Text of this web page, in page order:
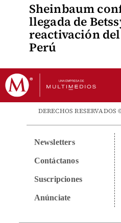
Sheinbaum
llegada de
reactivación
Perú
DERECHOS
Newsletters
Contáctanos
Suscripciones
Anúnciate